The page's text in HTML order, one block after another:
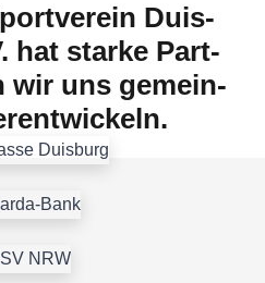
Duis­
hat starke Part­
wir uns gemein­